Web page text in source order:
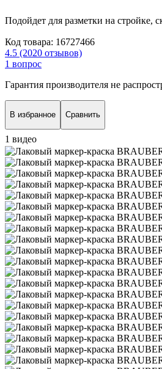
Подойдет для разметки на стройке,
Код товара: 16727466
4.5 (2020 отзывов)
1 вопрос
Гарантия производителя не
В избранное Сравнить
1 видео